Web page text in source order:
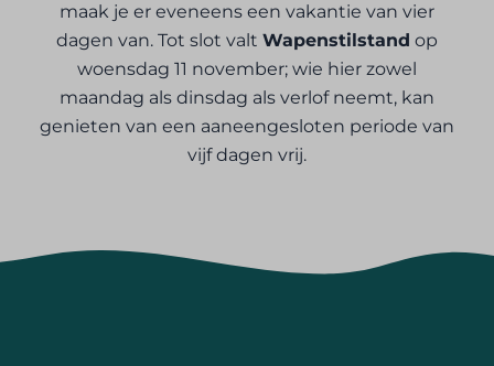
maak je er eveneens een vakantie van vier
dagen van. Tot slot valt Wapenstilstand op
woensdag 11 november; wie hier zowel
maandag als dinsdag als verlof neemt, kan
genieten van een aaneengesloten periode van
vijf dagen vrij.